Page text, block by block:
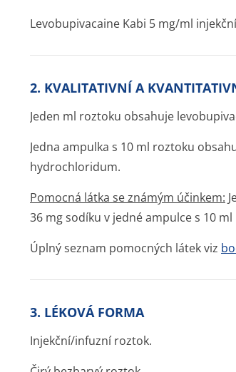
Levobupivacaine Kabi 5 mg/ml
2. KVALITATIVNÍ A
Jeden ml roztoku obsahuje
Jedna ampulka s 10 ml roztoku
hydrochloridum.
Pomocná látka se známým účinkem:
36 mg sodíku v jedné ampulce s 10
Úplný seznam pomocných látek viz
3. LÉKOVÁ FORMA
Injekční/infuzní roztok.